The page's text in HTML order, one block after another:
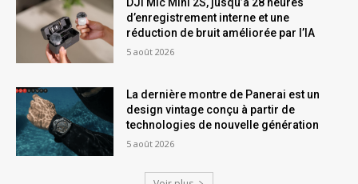
d’enregistrement interne et une
réduction de bruit améliorée par l’IA
5 août 2026
La dernière montre de Panerai est un
design vintage conçu à partir de
technologies de nouvelle génération
5 août 2026